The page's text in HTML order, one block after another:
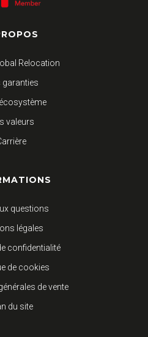
Relocation
garanties
valeurs
questions
légales
confidentialité
de cookies
de vente
du site